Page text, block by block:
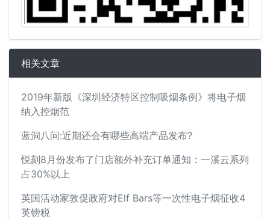
相关文章
2019年新版《深圳经济特区控制吸烟条例》将电子烟
纳入控烟范
蓝洞八问:近期还会有哪些高端产品发布?
悦刻8月份发布了门店额外补充订单通知：一溪云系列
占30%以上
英国活动家敦促政府对Elf Bars等一次性电子烟征收4
英镑税